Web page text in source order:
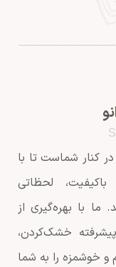
کنار شماست تا با
لحظاتی
با بهره‌گیری از
خشک‌کردن،
و خوشمزه را به شما